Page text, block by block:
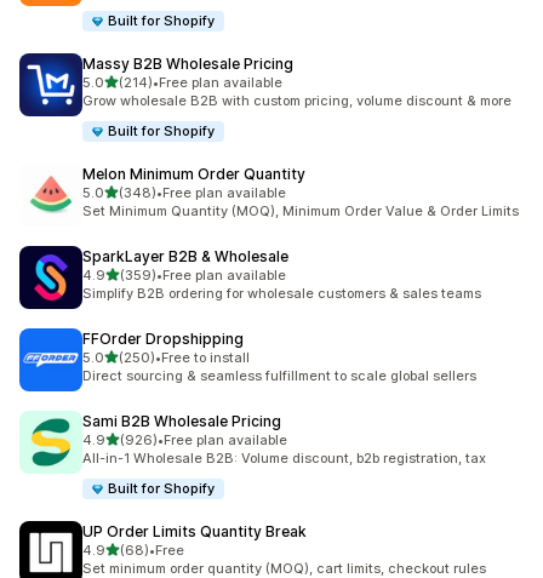
Built for Shopify
Massy B2B Wholesale Pricing
5.0เต็ม 5 ดาว
(214)
ทั้งหมด 214 รีวิว
•Free plan available
Grow wholesale B2B with custom pricing, volume discount & more
Built for Shopify
Melon Minimum Order Quantity
5.0เต็ม 5 ดาว
(348)
ทั้งหมด 348 รีวิว
•Free plan available
Set Minimum Quantity (MOQ), Minimum Order Value & Order Limits
SparkLayer B2B & Wholesale
4.9เต็ม 5 ดาว
(359)
ทั้งหมด 359 รีวิว
•Free plan available
Simplify B2B ordering for wholesale customers & sales teams
FFOrder Dropshipping
5.0เต็ม 5 ดาว
(250)
ทั้งหมด 250 รีวิว
•Free to install
Direct sourcing & seamless fulfillment to scale global sellers
Sami B2B Wholesale Pricing
4.9เต็ม 5 ดาว
(926)
ทั้งหมด 926 รีวิว
•Free plan available
All-in-1 Wholesale B2B: Volume discount, b2b registration, tax
Built for Shopify
UP Order Limits Quantity Break
4.9เต็ม 5 ดาว
(68)
ทั้งหมด 68 รีวิว
•Free
Set minimum order quantity (MOQ), cart limits, checkout rules